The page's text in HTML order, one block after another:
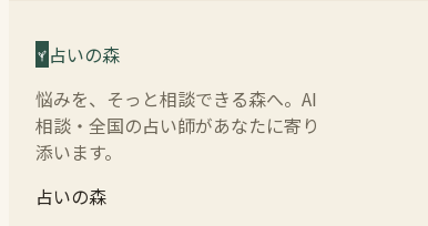
占いの森
悩みを、そっと相談できる森へ。AI
相談・全国の占い師があなたに寄り
添います。
占いの森